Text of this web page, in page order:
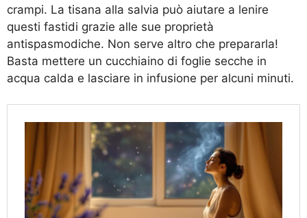
crampi. La tisana alla salvia può aiutare a lenire
questi fastidi grazie alle sue proprietà
antispasmodiche. Non serve altro che prepararla!
Basta mettere un cucchiaino di foglie secche in
acqua calda e lasciare in infusione per alcuni minuti.